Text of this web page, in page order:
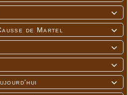


de Martel


